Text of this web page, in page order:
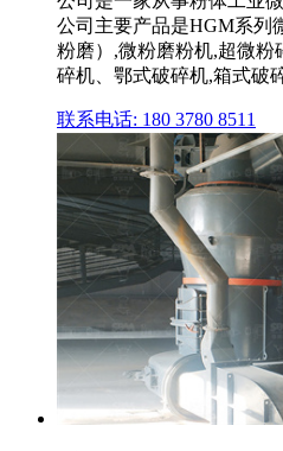
公司主要产品是HGM系列
粉磨）,微粉磨粉机,超微粉
碎机、鄂式破碎机,箱式破
联系电话: 180 3780 8511